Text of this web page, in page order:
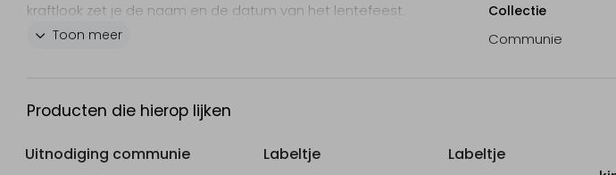
kraftlook zet je de naam en de datum van het lentefeest.
Alleen nog de tekst op de achterkant persoonlijk maken in de
Toon meer
Collectie
Communie
Producten die hierop lijken
Uitnodiging communie Labeltje Labeltje